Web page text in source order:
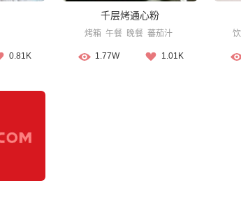
0.81K
千层烤通心粉
烤箱 午餐 晚餐 蕃茄汁
1.77W 1.01K